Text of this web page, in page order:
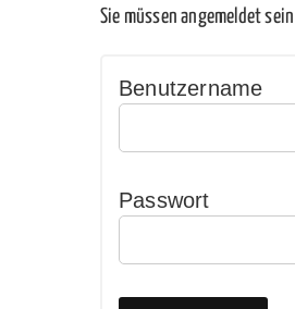
Sie müssen angemeldet
Benutzername
Passwort